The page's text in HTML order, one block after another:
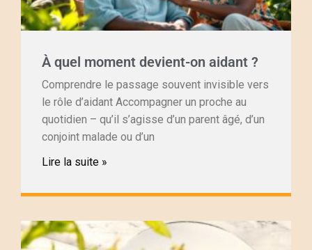
À quel moment devient-on aidant ?
Comprendre le passage souvent invisible vers
le rôle d’aidant Accompagner un proche au
quotidien – qu’il s’agisse d’un parent âgé, d’un
conjoint malade ou d’un
Lire la suite »